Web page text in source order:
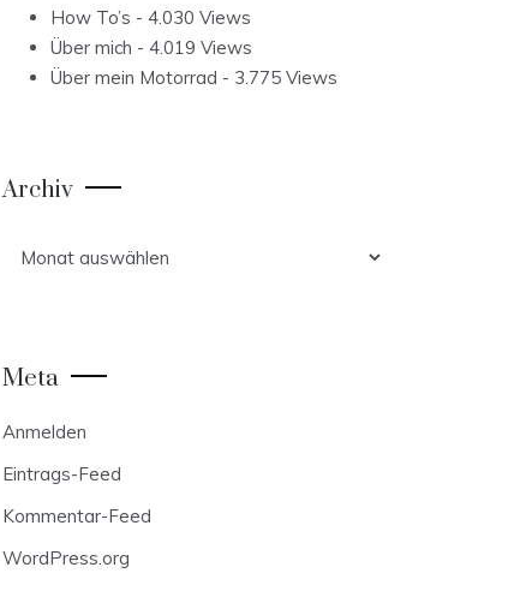
How To’s - 4.030 Views
Über mich - 4.019 Views
Über mein Motorrad - 3.775 Views
Archiv
Meta
Anmelden
Eintrags-Feed
Kommentar-Feed
WordPress.org